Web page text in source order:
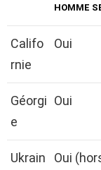
HOMME
Califo
rnie
Oui
Géorgi
e
Oui
Ukrain
Oui